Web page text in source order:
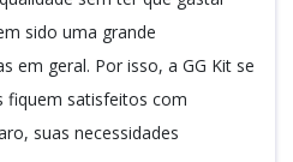
sido uma grande
em geral. Por isso, a GG Kit se
fiquem satisfeitos com
suas necessidades